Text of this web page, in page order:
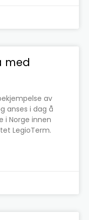
med
av
anses i dag å
Norge innen
LegioTerm.